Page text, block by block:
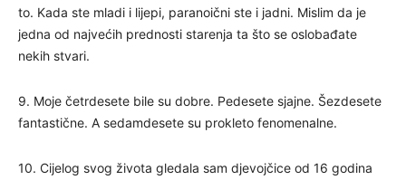
to. Kada ste mladi i lijepi, paranoični ste i jadni. Mislim da je
jedna od najvećih prednosti starenja ta što se oslobađate
nekih stvari.
9. Moje četrdesete bile su dobre. Pedesete sjajne. Šezdesete
fantastične. A sedamdesete su prokleto fenomenalne.
10. Cijelog svog života gledala sam djevojčice od 16 godina